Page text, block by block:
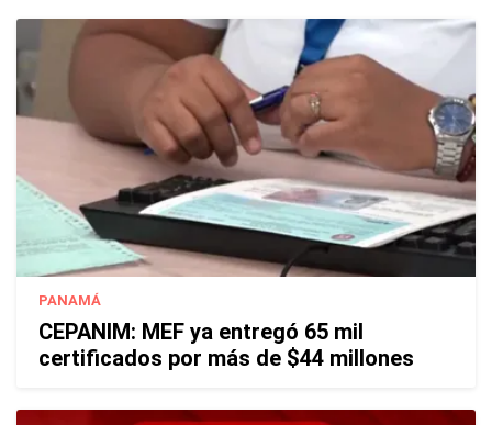
PANAMÁ
CEPANIM: MEF ya entregó 65 mil
certificados por más de $44 millones